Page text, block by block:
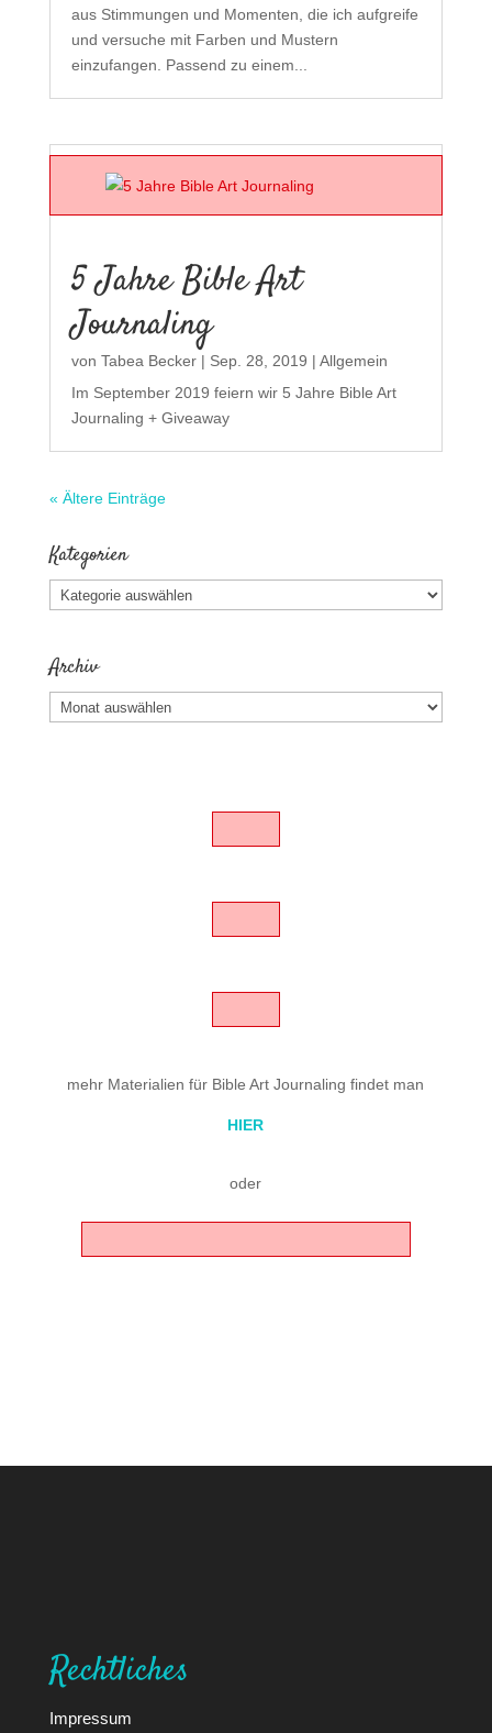
aus Stimmungen und Momenten, die ich aufgreife
und versuche mit Farben und Mustern
einzufangen. Passend zu einem...
5 Jahre Bible Art
Journaling
von Tabea Becker| Sep. 28, 2019 | Allgemein
Im September 2019 feiern wir 5 Jahre Bible Art
Journaling + Giveaway
« Ältere Einträge
Kategorien
Kategorien
Archiv
Archiv
mehr Materialien für Bible Art Journaling findet man
HIER
oder
Rechtliches
Impressum